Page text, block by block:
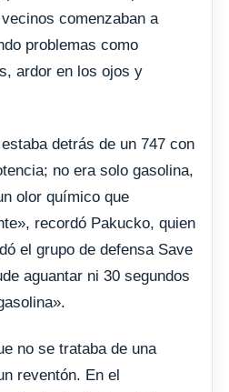
comenzaban a
problemas como
ardor en los ojos y
detrás de un 747 con
no era solo gasolina,
olor químico que
recordó Pakucko, quien
el grupo de defensa Save
aguantar ni 30 segundos
no se trataba de una
reventón. En el